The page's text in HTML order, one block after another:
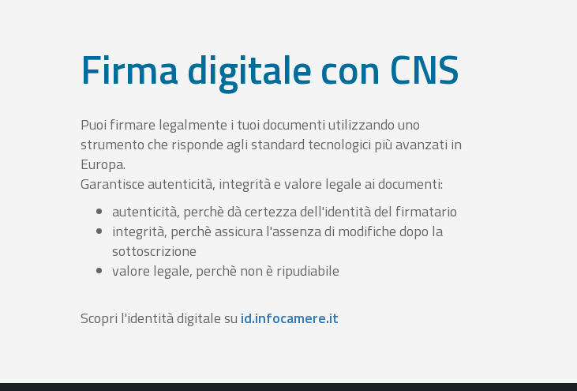
Firma digitale con CNS
Puoi firmare legalmente i tuoi documenti utilizzando uno
strumento che risponde agli standard tecnologici più avanzati in
Europa.
Garantisce autenticità, integrità e valore legale ai documenti:
autenticità, perchè dà certezza dell'identità del firmatario
integrità, perchè assicura l'assenza di modifiche dopo la
sottoscrizione
valore legale, perchè non è ripudiabile
Scopri l'identità digitale su id.infocamere.it